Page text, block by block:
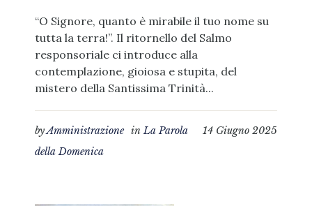
“O Signore, quanto è mirabile il tuo nome su
tutta la terra!”. Il ritornello del Salmo
responsoriale ci introduce alla
contemplazione, gioiosa e stupita, del
mistero della Santissima Trinità...
14 Giugno 2025
byAmministrazione inLa Parola
della Domenica